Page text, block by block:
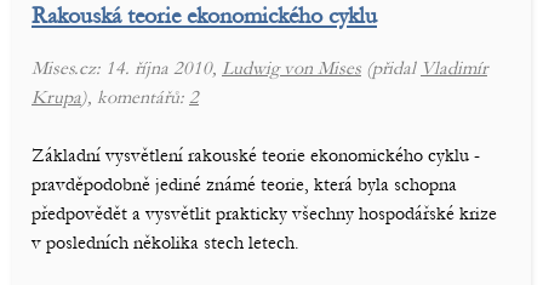
Rakouská teorie ekonomického cyklu
Mises.cz: 14. října 2010, Ludwig von Mises (přidal Vladimír
Krupa), komentářů: 2
Základní vysvětlení rakouské teorie ekonomického cyklu -
pravděpodobně jediné známé teorie, která byla schopna
předpovědět a vysvětlit prakticky všechny hospodářské krize
v posledních několika stech letech.